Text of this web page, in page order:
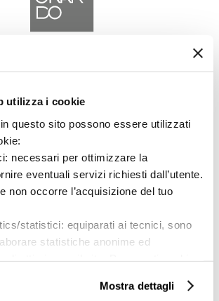
utilizza i cookie
questo sito possono essere utilizzati
necessari per ottimizzare la
eventuali servizi richiesti dall’utente.
non occorre l’acquisizione del tuo
statistici: equiparati ai tecnici, sono
statistiche anonime ed
marketing: sono utilizzati, solo
Mostra dettagli
LEONARDO